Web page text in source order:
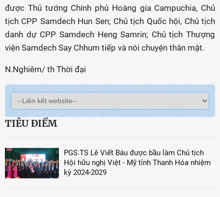
được Thủ tướng Chính phủ Hoàng gia Campuchia, Chủ
tịch CPP Samdech Hun Sen; Chủ tịch Quốc hội, Chủ tịch
danh dự CPP Samdech Heng Samrin; Chủ tịch Thượng
viện Samdech Say Chhum tiếp và nói chuyện thân mật.
N.Nghiêm/ th Thời đại
TIÊU ĐIỂM
PGS.TS Lê Viết Báu được bầu làm Chủ tịch
Hội hữu nghị Việt - Mỹ tỉnh Thanh Hóa nhiệm
kỳ 2024-2029